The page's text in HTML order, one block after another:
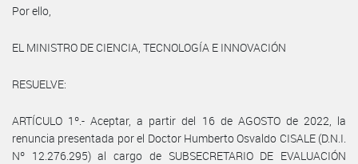
Por ello,
EL MINISTRO DE CIENCIA, TECNOLOGÍA E INNOVACIÓN
RESUELVE:
ARTÍCULO 1º.- Aceptar, a partir del 16 de AGOSTO de 2022, la
renuncia presentada por el Doctor Humberto Osvaldo CISALE (D.N.I.
Nº 12.276.295) al cargo de SUBSECRETARIO DE EVALUACIÓN